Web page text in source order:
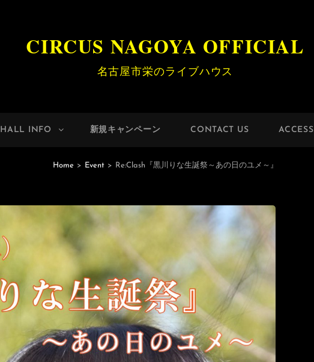
CIRCUS NAGOYA OFFICIAL
名古屋市栄のライブハウス
HALL INFO 新規キャンペーン CONTACT US ACCESS
Home > Event > Re:Clash『黒川りな生誕祭～あの日のユメ～』